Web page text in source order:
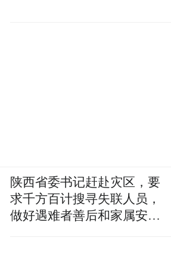
陕西省委书记赶赴灾区，要
求千方百计搜寻失联人员，
做好遇难者善后和家属安抚